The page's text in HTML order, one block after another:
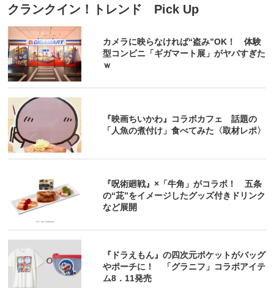
クランクイン！トレンド Pick Up
カメラに映らなければ“盗み”OK！ 体験
型コンビニ「ギガマート展」がヤバすぎた
ｗ
『映画ちいかわ』コラボカフェ 話題の
「人魚の煮付け」食べてみた〈取材レポ〉
『呪術廻戦』×「牛角」がコラボ！ 五条
の“茈”をイメージしたグッズ付きドリンク
など展開
『ドラえもん』の四次元ポケットがバッグ
やポーチに！ 「グラニフ」コラボアイテ
ム8．11発売